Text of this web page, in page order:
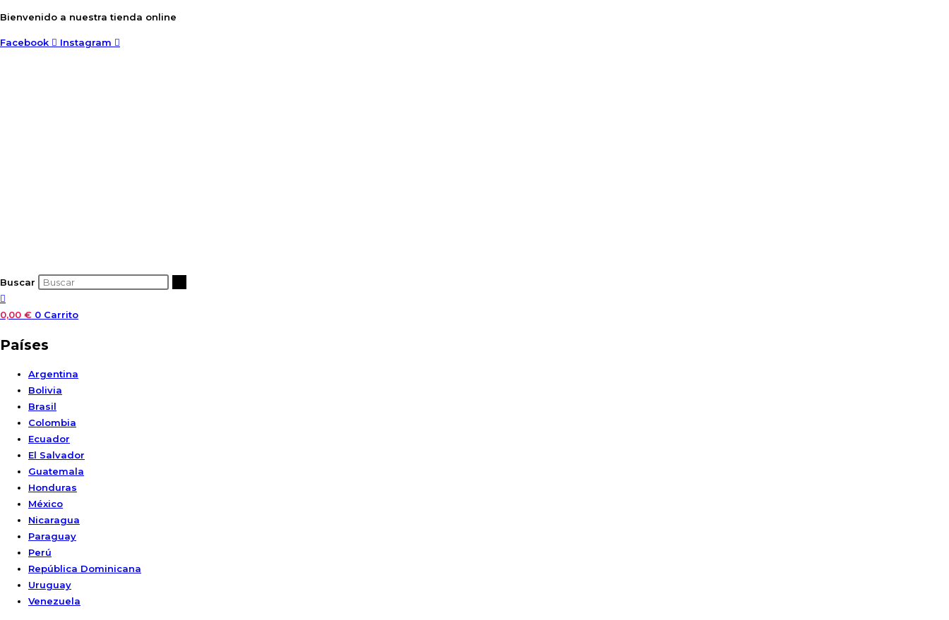
Ir
contenido
Bienvenido a nuestra tienda online
Facebook Instagram
Buscar
0,00 € 0 Carrito
Países
Argentina
Bolivia
Brasil
Colombia
Ecuador
El Salvador
Guatemala
Honduras
México
Nicaragua
Paraguay
Perú
República Dominicana
Uruguay
Venezuela